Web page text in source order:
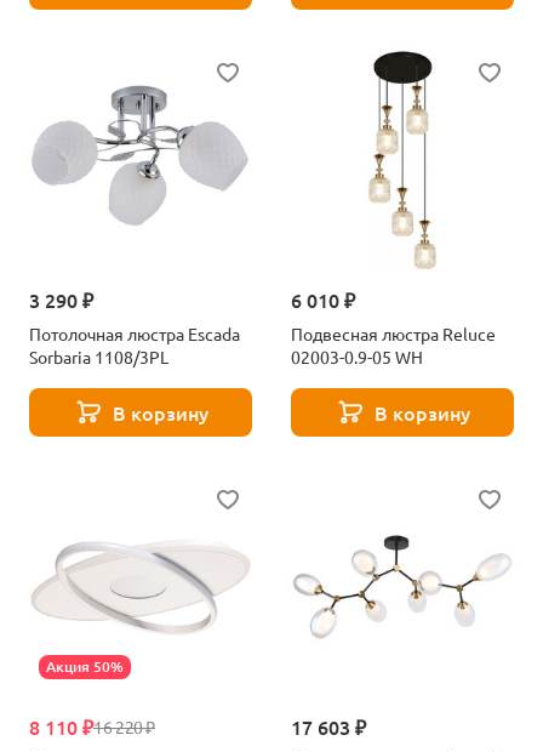
3 290 ₽
Потолочная люстра Escada
Sorbaria 1108/3PL
В корзину
6 010 ₽
Подвесная люстра Reluce
02003-0.9-05 WH
В корзину
Акция 50%
16 220 ₽
8 110 ₽ 17 603 ₽